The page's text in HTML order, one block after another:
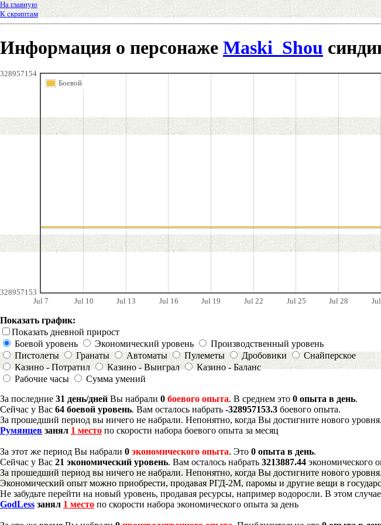
На главную
К скриптам
Информация о персонаже Maski_Shou
Jul 7 Jul 10 Jul 13 Jul 16 Jul 19 Jul 22 Jul 25 Jul 28
328957153
328957154
Боевой
Показать график:
Показать дневной прирост
Боевой уровень
Экономический уровень
Производственный уровень
Пистолеты
Гранаты Автоматы Пулеметы Дробовики
Снайперское
Казино - Потратил
Казино - Выиграл
Казино - Баланс
Рабочие часы
Сумма умений
За последние 31 день/дней Вы набрали 0 боевого опыта. В среднем это 0 опыта в день.
Сейчас у Вас 64 боевой уровень. Вам осталось набрать -328957153.3 боевого опыта.
За прошедший период вы ничего не набрали. Непонятно, когда Вы достигните нового уровня.
Румянцев занял 1 место по скорости набора боевого опыта за месяц
За этот же период Вы набрали 0 экономического опыта. Это 0 опыта в день.
Сейчас у Вас 21 экономический уровень. Вам осталось набрать 3213887.44 экономического
За прошедший период вы ничего не набрали. Непонятно, когда Вы достигните нового уровня.
Экономический опыт можно приобрести, продавая РГД-2М, паромы и другие вещи в
Не забудьте перейти на новый уровень, продавая ресурсы, например водоросли. В этом
GodLess занял 1 место по скорости набора экономического опыта за день